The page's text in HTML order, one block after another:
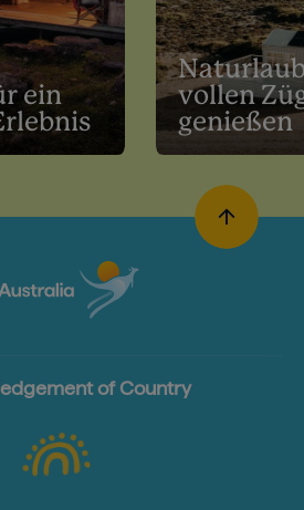
ein
vollen
genießen
of Country